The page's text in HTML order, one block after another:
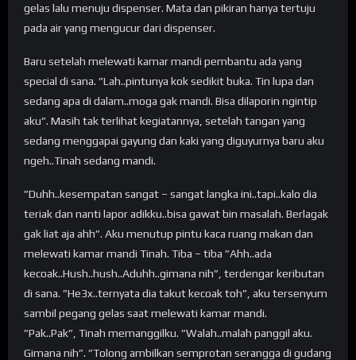
gelas lalu menuju dispenser. Mata dan pikiran hanya tertuju
pada air yang mengucur dari dispenser.
Baru setelah melewati kamar mandi pembantu ada yang
special di sana. ”Lah..pintunya kok sedikit buka. Tin lupa dan
sedang apa di dalam..moga gak mandi. Bisa dilaporin ngintip
aku”. Masih tak terlihat kegiatannya, setelah tangan yang
sedang menggapai gayung dan kaki yang diguyurnya baru aku
ngeh..Tinah sedang mandi.
”Duhh..kesempatan sangat – sangat langka ini..tapi..kalo dia
teriak dan nanti lapor adikku..bisa gawat bin masalah. Berlagak
gak liat aja ahh”. Aku menutup pintu kaca ruang makan dan
melewati kamar mandi Tinah. Tiba – tiba ”Ahh..ada
kecoak..Hush..hush..Aduhh..gimana nih”, terdengar keributan
di sana. ”He3x..ternyata dia takut kecoak toh”, aku tersenyum
sambil pegang gelas saat melewati kamar mandi.
”Pak..Pak”, Tinah memanggilku. ”Walah..malah panggil aku.
Gimana nih”. ”Tolong ambilkan semprotan serangga di gudang